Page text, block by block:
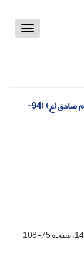
Toggle
مراجعات علمی سران فرق غیرشیعه به امام باقر و امام صادق(ع) (94-
75-108